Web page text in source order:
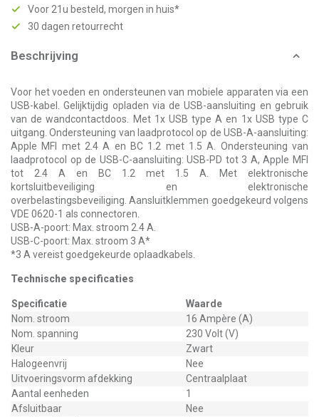
Voor 21u besteld, morgen in huis*
30 dagen retourrecht
Beschrijving
Voor het voeden en ondersteunen van mobiele apparaten via een
USB-kabel. Gelijktijdig opladen via de USB-aansluiting en gebruik
van de wandcontactdoos. Met 1x USB type A en 1x USB type C
uitgang. Ondersteuning van laadprotocol op de USB-A-aansluiting:
Apple MFI met 2.4 A en BC 1.2 met 1.5 A. Ondersteuning van
laadprotocol op de USB-C-aansluiting: USB-PD tot 3 A, Apple MFI
tot 2.4 A en BC 1.2 met 1.5 A. Met elektronische
kortsluitbeveiliging en elektronische
overbelastingsbeveiliging. Aansluitklemmen goedgekeurd volgens
VDE 0620-1 als connectoren.
USB-A-poort: Max. stroom 2.4 A.
USB-C-poort: Max. stroom 3 A*
*3 A vereist goedgekeurde oplaadkabels.
Technische specificaties
Specificatie
Waarde
Nom. stroom
16 Ampère (A)
Nom. spanning
230 Volt (V)
Kleur
Zwart
Halogeenvrij
Nee
Uitvoeringsvorm afdekking
Centraalplaat
Aantal eenheden
1
Afsluitbaar
Nee